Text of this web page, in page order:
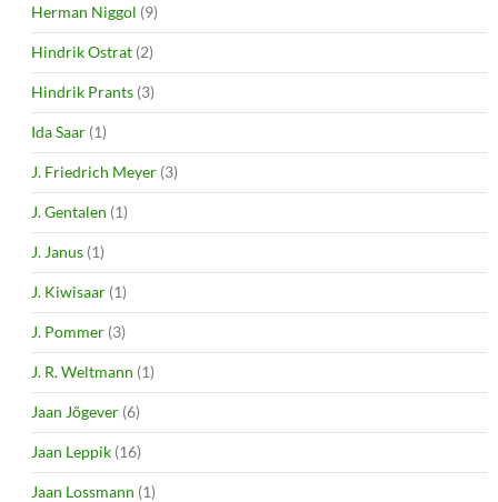
Herman Niggol (9)
Hindrik Ostrat (2)
Hindrik Prants (3)
Ida Saar (1)
J. Friedrich Meyer (3)
J. Gentalen (1)
J. Janus (1)
J. Kiwisaar (1)
J. Pommer (3)
J. R. Weltmann (1)
Jaan Jõgever (6)
Jaan Leppik (16)
Jaan Lossmann (1)